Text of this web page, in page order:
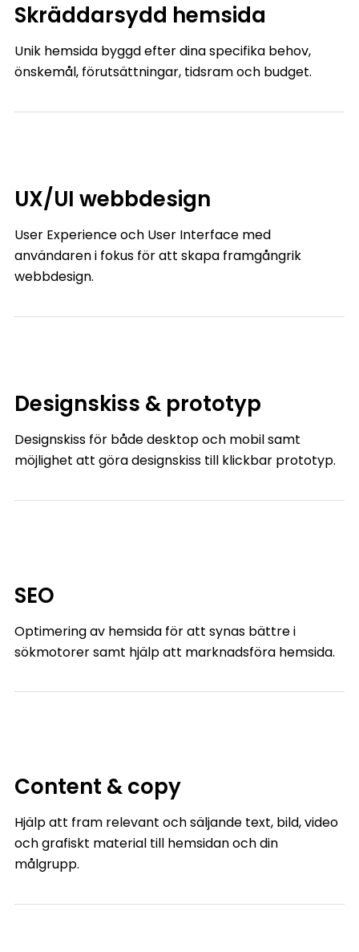
Skräddarsydd hemsida
Unik hemsida byggd efter dina specifika behov,
önskemål, förutsättningar, tidsram och budget.
UX/UI webbdesign
User Experience och User Interface med
användaren i fokus för att skapa framgångrik
webbdesign.
Designskiss & prototyp
Designskiss för både desktop och mobil samt
möjlighet att göra designskiss till klickbar prototyp.
SEO
Optimering av hemsida för att synas bättre i
sökmotorer samt hjälp att marknadsföra hemsida.
Content & copy
Hjälp att fram relevant och säljande text, bild, video
och grafiskt material till hemsidan och din
målgrupp.